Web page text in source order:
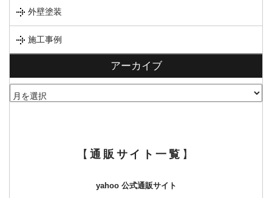
外壁塗装
施工事例
アーカイブ
ア
【通販サイト一覧 】
yahoo 公式通販サイト